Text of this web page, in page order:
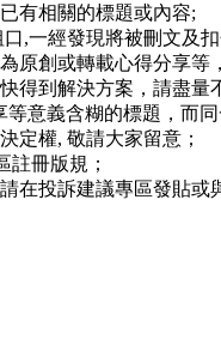
有相關的標題或內容;
經發現將被刪文及扣
創或轉載心得分享等
到解決方案，請盡量
意義含糊的標題，而同
權, 敬請大家留意；
冊版規；
投訴建議專區發貼或